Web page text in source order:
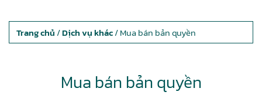
Trang chủ /Dịch vụ khác/ Mua bán bản quyền
Mua bán bản quyền